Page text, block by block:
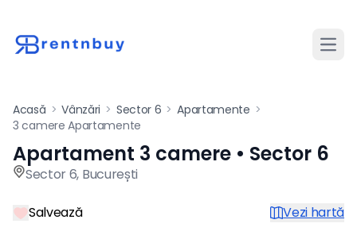
Acasă > Vânzări > Sector 6 > Apartamente >
3 camere Apartamente
Apartament de vânzare cu
Apartament 3 camere • Sector 6
Sector 6, București
Salvează Vezi hartă